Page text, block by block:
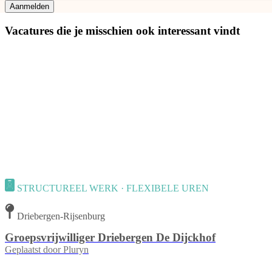
Aanmelden
Vacatures die je misschien ook interessant vindt
STRUCTUREEL WERK · FLEXIBELE UREN
Driebergen-Rijsenburg
Groepsvrijwilliger Driebergen De Dijckhof
Geplaatst door Pluryn